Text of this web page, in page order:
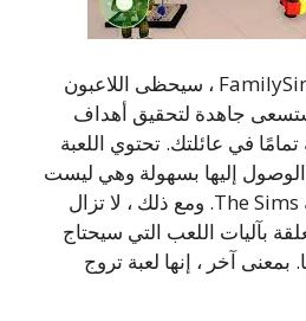
في FamilySimulator Com Sim ، سيحظى اللاعبون
جاهدة لتحقيق أهداف
في عائلتك. تحتوي اللعبة
إليها بسهولة وهي ليست
معقدة وواقعية مثل لعبة The Sims. ومع ذلك ، لا تزال
بآليات اللعب التي سيحتاج
بمعنى آخر ، إنها لعبة تروج